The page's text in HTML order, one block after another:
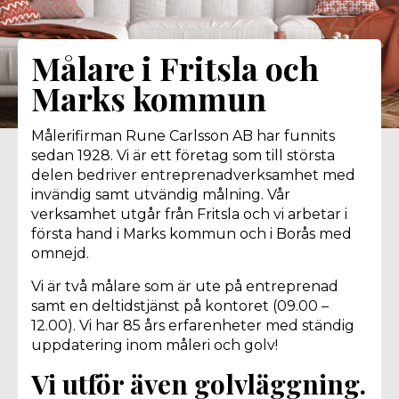
Målare i Fritsla och
Marks kommun
Målerifirman Rune Carlsson AB har funnits
sedan 1928. Vi är ett företag som till största
delen bedriver entreprenadverksamhet med
invändig samt utvändig målning. Vår
verksamhet utgår från Fritsla och vi arbetar i
första hand i Marks kommun och i Borås med
omnejd.
Vi är två målare som är ute på entreprenad
samt en deltidstjänst på kontoret (09.00 –
12.00). Vi har 85 års erfarenheter med ständig
uppdatering inom måleri och golv!
Vi utför även golvläggning.